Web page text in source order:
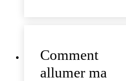
Comment
allumer ma